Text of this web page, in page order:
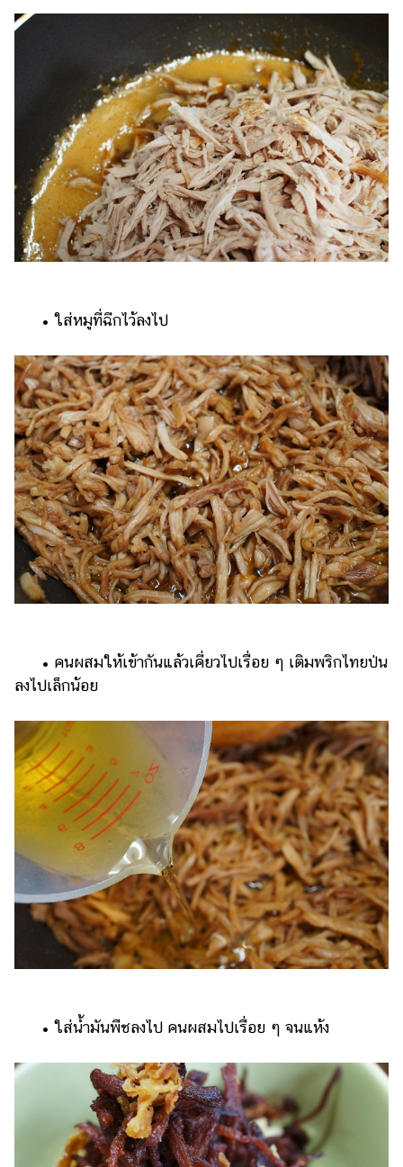
​​ •​ ​ใส่หมูที่ฉีกไว้ลงไป
​​ •​ ​คนผสมให้เข้ากันแล้วเคี่ยวไปเรื่อย ๆ เติมพริกไทยป่น
ลงไปเล็กน้อย
​​ •​ ​ใส่น้ำมันพืชลงไป คนผสมไปเรื่อย ๆ จนแห้ง